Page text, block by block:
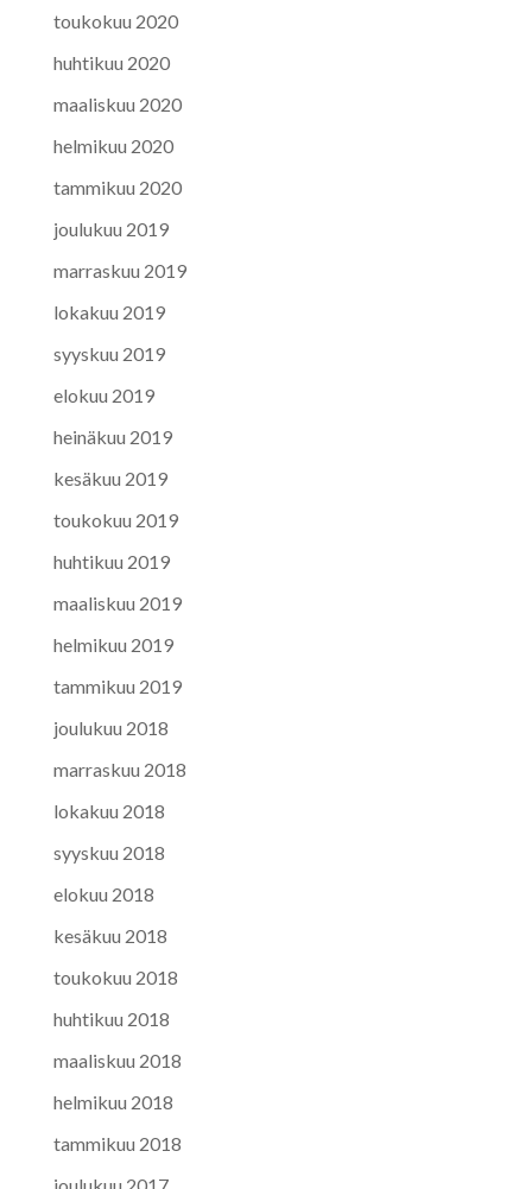
toukokuu 2020
huhtikuu 2020
maaliskuu 2020
helmikuu 2020
tammikuu 2020
joulukuu 2019
marraskuu 2019
lokakuu 2019
syyskuu 2019
elokuu 2019
heinäkuu 2019
kesäkuu 2019
toukokuu 2019
huhtikuu 2019
maaliskuu 2019
helmikuu 2019
tammikuu 2019
joulukuu 2018
marraskuu 2018
lokakuu 2018
syyskuu 2018
elokuu 2018
kesäkuu 2018
toukokuu 2018
huhtikuu 2018
maaliskuu 2018
helmikuu 2018
tammikuu 2018